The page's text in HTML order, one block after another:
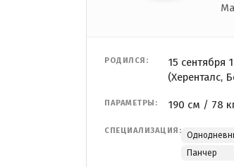
РОДИЛСЯ:
15 сентября
(Херенталс,
ПАРАМЕТРЫ: 190 см / 78
СПЕЦИАЛИЗАЦИЯ:
Панчер